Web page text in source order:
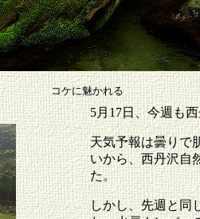
コケに魅かれる
5月17日、今週も
天気予報は曇りで
いから、西丹沢自
た。
しかし、先週と同